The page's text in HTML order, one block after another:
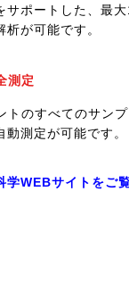
サポートした、最
が可能です。
測定
トのすべてのサン
動測定が可能です。
学WEBサイトをご